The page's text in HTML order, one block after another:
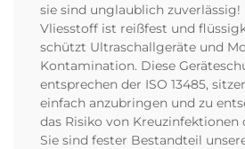
sie sind unglaublich
Vliesstoff ist reißfest und
schützt Ultraschallgeräte und
Kontamination. Diese
entsprechen der ISO 13485,
einfach anzubringen und zu
das Risiko von
Sie sind fester Bestandteil